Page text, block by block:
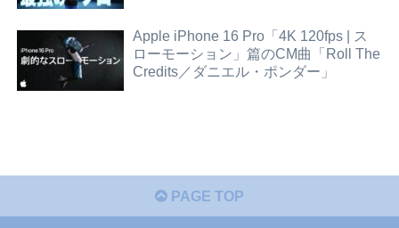
Apple iPhone 16 Pro「4K 120fps | ス
ローモーション」篇のCM曲「Roll The
Credits／ダニエル・ポンダー」
PAGE TOP